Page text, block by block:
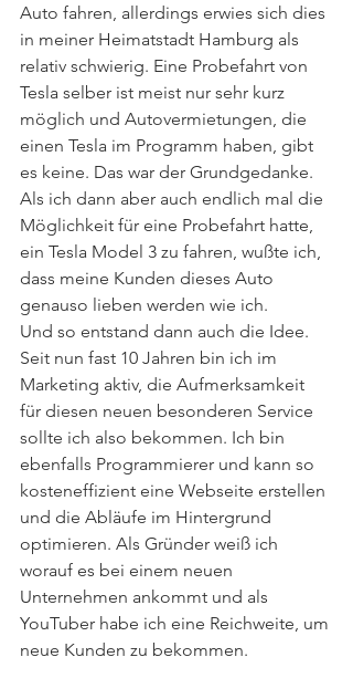
Auto fahren, allerdings erwies sich dies
in meiner Heimatstadt Hamburg als
relativ schwierig. Eine Probefahrt von
Tesla selber ist meist nur sehr kurz
möglich und Autovermietungen, die
einen Tesla im Programm haben, gibt
es keine. Das war der Grundgedanke.
Als ich dann aber auch endlich mal die
Möglichkeit für eine Probefahrt hatte,
ein Tesla Model 3 zu fahren, wußte ich,
dass meine Kunden dieses Auto
genauso lieben werden wie ich.
Und so entstand dann auch die Idee.
Seit nun fast 10 Jahren bin ich im
Marketing aktiv, die Aufmerksamkeit
für diesen neuen besonderen Service
sollte ich also bekommen. Ich bin
ebenfalls Programmierer und kann so
kosteneffizient eine Webseite erstellen
und die Abläufe im Hintergrund
optimieren. Als Gründer weiß ich
worauf es bei einem neuen
Unternehmen ankommt und als
YouTuber habe ich eine Reichweite, um
neue Kunden zu bekommen.